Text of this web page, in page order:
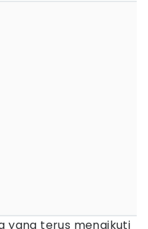
yang terus mengikuti